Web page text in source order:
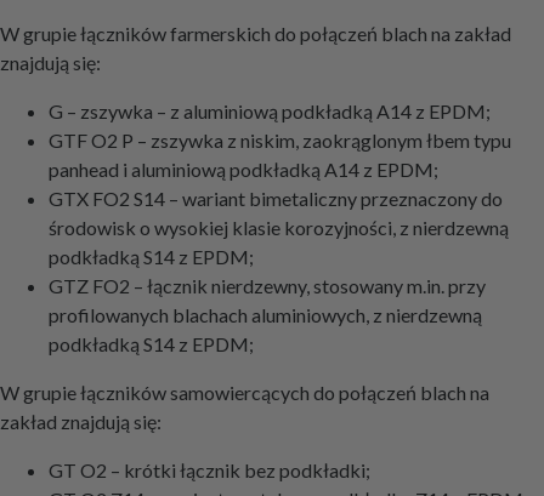
W grupie łączników farmerskich do połączeń blach na zakład
znajdują się:
G – zszywka – z aluminiową podkładką A14 z EPDM;
GTF O2 P – zszywka z niskim, zaokrąglonym łbem typu
panhead i aluminiową podkładką A14 z EPDM;
GTX FO2 S14 – wariant bimetaliczny przeznaczony do
środowisk o wysokiej klasie korozyjności, z nierdzewną
podkładką S14 z EPDM;
GTZ FO2 – łącznik nierdzewny, stosowany m.in. przy
profilowanych blachach aluminiowych, z nierdzewną
podkładką S14 z EPDM;
W grupie łączników samowiercących do połączeń blach na
zakład znajdują się:
GT O2 – krótki łącznik bez podkładki;